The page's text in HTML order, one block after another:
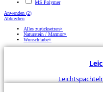
MS Polymer
Anwenden (2)
Abbrechen
Alles zurücksetzen×
Naturstein / Marmor×
Wunschfarbe×